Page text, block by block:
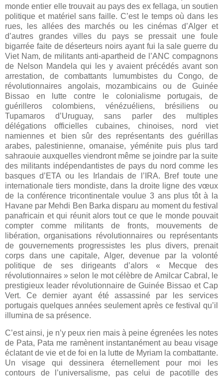
monde entier elle trouvait au pays des ex fellaga, un soutien
politique et matériel sans faille. C’est le temps où dans les
rues, les allées des marchés ou les cinémas d’Alger et
d’autres grandes villes du pays se pressait une foule
bigarrée faite de déserteurs noirs ayant fui la sale guerre du
Viet Nam, de militants anti-apartheid de l’ANC compagnons
de Nelson Mandela qui les y avaient précédés avant son
arrestation, de combattants lumumbistes du Congo, de
révolutionnaires angolais, mozambicains ou de Guinée
Bissao en lutte contre le colonialisme portugais, de
guérilleros colombiens, vénézuéliens, brésiliens ou
Tupamaros d’Uruguay, sans parler des multiples
délégations officielles cubaines, chinoises, nord viet
namiennes et bien sûr des représentants des guérillas
arabes, palestinienne, omanaise, yéménite puis plus tard
sahraouie auxquelles viendront même se joindre par la suite
des militants indépendantistes de pays du nord comme les
basques d’ETA ou les Irlandais de l’IRA. Bref toute une
internationale tiers mondiste, dans la droite ligne des vœux
de la conférence tricontinentale voulue 3 ans plus tôt à la
Havane par Mehdi Ben Barka disparu au moment du festival
panafricain et qui réunit alors tout ce que le monde pouvait
compter comme militants de fronts, mouvements de
libération, organisations révolutionnaires ou représentants
de gouvernements progressistes les plus divers, prenait
corps dans une capitale, Alger, devenue par la volonté
politique de ses dirigeants d’alors « Mecque des
révolutionnaires » selon le mot célèbre de Amilcar Cabral, le
prestigieux leader révolutionnaire de Guinée Bissao et Cap
Vert. Ce dernier ayant été assassiné par les services
portugais quelques années seulement après ce festival qu’il
illumina de sa présence.
C’est ainsi, je n’y peux rien mais à peine égrenées les notes
de Pata, Pata me ramènent instantanément au beau visage
éclatant de vie et de foi en la lutte de Myriam la combattante.
Un visage qui dessinera éternellement pour moi les
contours de l’universalisme, pas celui de pacotille des